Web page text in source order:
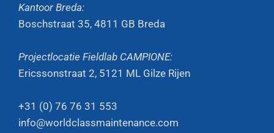
Kantoor Breda:
Boschstraat 35, 4811 GB Breda
Projectlocatie Fieldlab CAMPIONE:
Ericssonstraat 2, 5121 ML Gilze Rijen
+31 (0) 76 76 31 553
info@worldclassmaintenance.com